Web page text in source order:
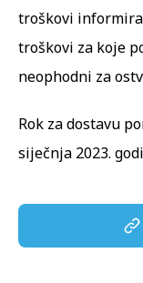
troškovi
troškovi za koje
neophodni za
Rok za dostavu
siječnja 2023.